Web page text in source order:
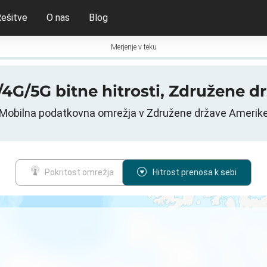
O nas Blog
Merjenje v teku
5G bitne hitrosti, Združene
podatkovna omrežja v Združene države
Pokritost omrežja Hitrost prenosa k sebi